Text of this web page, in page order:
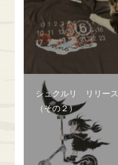
シュクルリ リリース
（その２）